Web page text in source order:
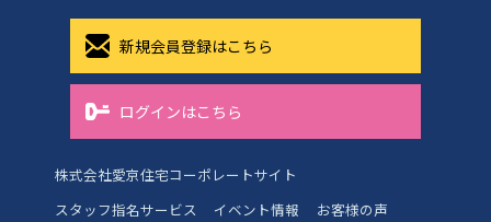
新規会員登録はこちら
ログインはこちら
株式会社愛京住宅コーポレートサイト
スタッフ指名サービス
イベント情報
お客様の声